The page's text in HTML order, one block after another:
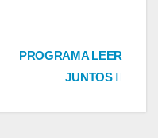
PROGRAMA LEER
JUNTOS